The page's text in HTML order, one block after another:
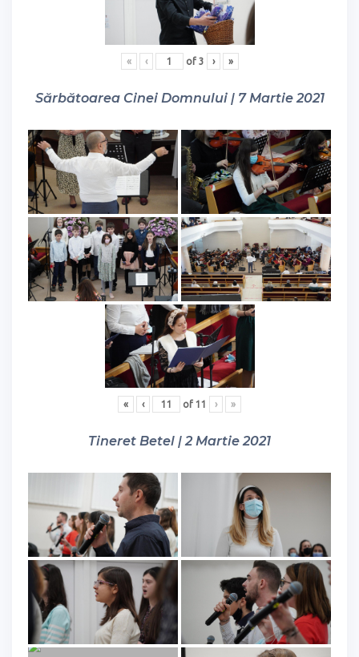
« ‹ of 3 › »
Sărbătoarea Cinei Domnului | 7 Martie 2021
« ‹ of 11 › »
Tineret Betel | 2 Martie 2021